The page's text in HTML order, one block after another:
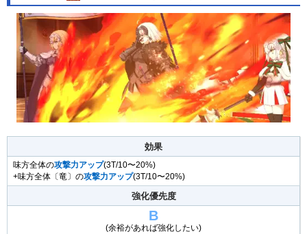
効果
味方全体の攻撃力アップ(3T/10〜20%)
+味方全体〔竜〕の攻撃力アップ(3T/10〜20%)
強化優先度
B
(余裕があれば強化したい)